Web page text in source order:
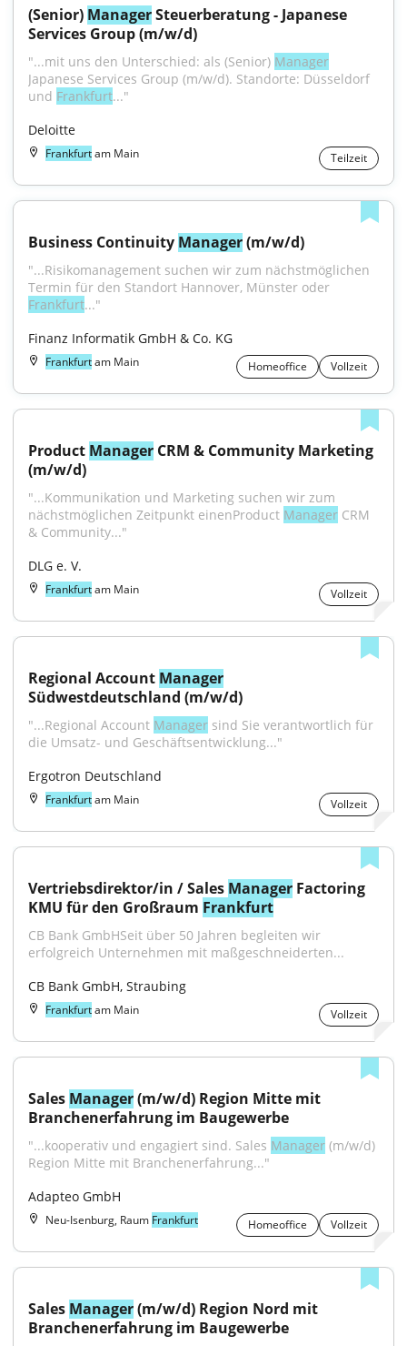
(Senior) Manager Steuerberatung - Japanese
Services Group (m/w/d)
"...mit uns den Unterschied: als (Senior) Manager
Japanese Services Group (m/w/d). Standorte: Düsseldorf
und Frankfurt..."
Deloitte
Frankfurtam Main Teilzeit
Business Continuity Manager (m/w/d)
"...Risikomanagement suchen wir zum nächstmöglichen
Frankfurt..."
Finanz Informatik GmbH & Co. KG
Frankfurtam Main Homeoffice Vollzeit
Product Manager CRM & Community Marketing
(m/w/d)
"...Kommunikation und Marketing suchen wir zum
nächstmöglichen Zeitpunkt einenProduct Manager CRM
& Community..."
DLG e. V.
Frankfurtam Main Vollzeit
Regional Account Manager
Südwestdeutschland (m/w/d)
"...Regional Account Manager sind Sie verantwortlich für
die Umsatz- und Geschäftsentwicklung..."
Ergotron Deutschland
Frankfurtam Main Vollzeit
Vertriebsdirektor/in / Sales Manager Factoring
KMU für den Großraum Frankfurt
CB Bank GmbHSeit über 50 Jahren begleiten wir
erfolgreich Unternehmen mit maßgeschneiderten...
CB Bank GmbH, Straubing
Frankfurtam Main Vollzeit
Sales Manager (m/w/d) Region Mitte mit
Branchenerfahrung im Baugewerbe
"...kooperativ und engagiert sind. Sales Manager (m/w/d)
Region Mitte mit Branchenerfahrung..."
Adapteo GmbH
Neu-Isenburg, Raum Frankfurt Homeoffice Vollzeit
Sales Manager (m/w/d) Region Nord mit
Branchenerfahrung im Baugewerbe